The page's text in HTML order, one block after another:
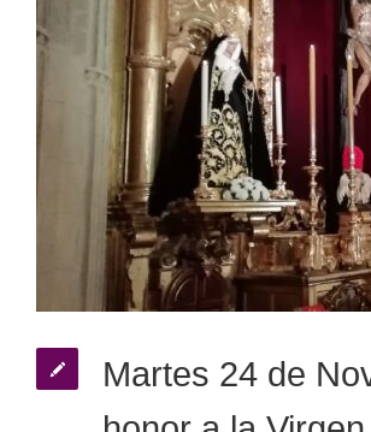
Martes 24 de